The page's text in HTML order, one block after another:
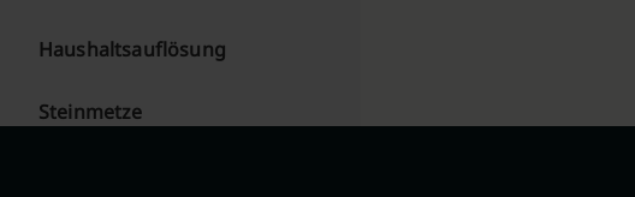
Haushaltsauflösung
Steinmetze